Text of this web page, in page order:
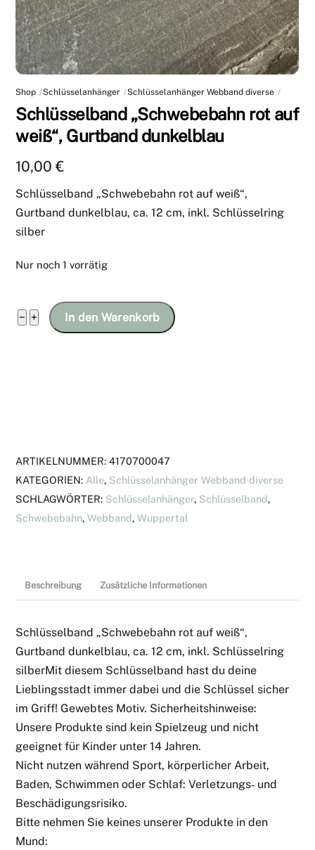
Shop Schlüsselanhänger Schlüsselanhänger Webband diverse
Schlüsselband „Schwebebahn rot auf
weiß“, Gurtband dunkelblau
10,00€
Schlüsselband „Schwebebahn rot auf weiß“,
Gurtband dunkelblau, ca. 12 cm, inkl. Schlüsselring
silber
Nur noch 1 vorrätig
− Schlüsselband
"Schwebebahn
+ In den Warenkorb
ARTIKELNUMMER:4170700047
KATEGORIEN: Alle, Schlüsselanhänger Webband diverse
SCHLAGWÖRTER: Schlüsselanhänger, Schlüsselband,
Schwebebahn,Webband,Wuppertal
Beschreibung Zusätzliche Informationen
Schlüsselband „Schwebebahn rot auf weiß“,
Gurtband dunkelblau, ca. 12 cm, inkl. Schlüsselring
silberMit diesem Schlüsselband hast du deine
Lieblingsstadt immer dabei und die Schlüssel sicher
im Griff! Gewebtes Motiv. Sicherheitshinweise:
Unsere Produkte sind kein Spielzeug und nicht
geeignet für Kinder unter 14 Jahren.
Nicht nutzen während Sport, körperlicher Arbeit,
Baden, Schwimmen oder Schlaf: Verletzungs‑ und
Beschädigungsrisiko.
Bitte nehmen Sie keines unserer Produkte in den
Mund: